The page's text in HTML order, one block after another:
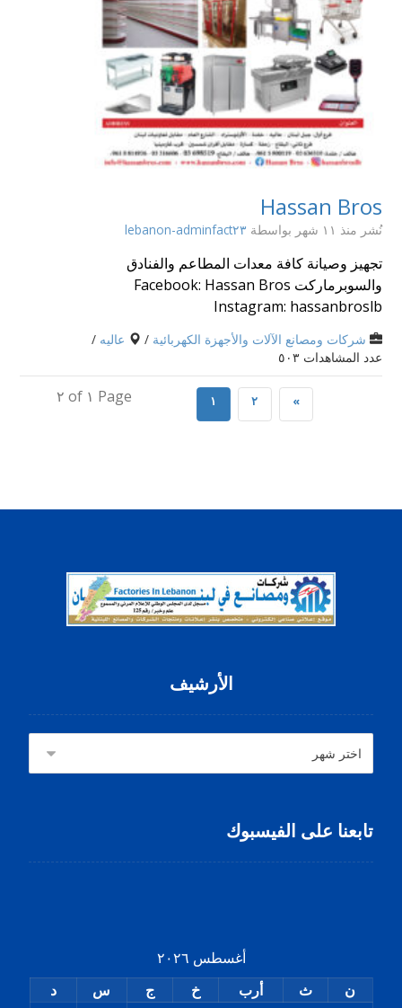
Hassan Bros
نُشر منذ ١١ شهر بواسطة lebanon-adminfact٢٣
تجهيز وصيانة كافة معدات المطاعم والفنادق
والسوبرماركت Facebook: Hassan Bros
Instagram: hassanbroslb
شركات ومصانع الآلات والأجهزة الكهربائية / عاليه /
عدد المشاهدات ٥٠٣
Page ١ of ٢ ١ ٢ »
الأرشيف
تابعنا على الفيسبوك
أغسطس ٢٠٢٦
ن
ث أرب خ ج س
د